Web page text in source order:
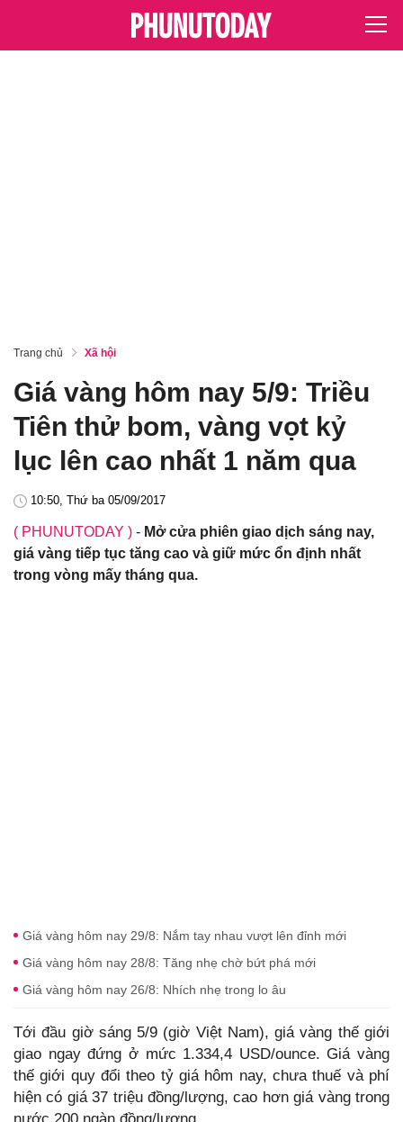
Trang chủ Xã hội
Giá vàng hôm nay 5/9: Triều
Tiên thử bom, vàng vọt kỷ
lục lên cao nhất 1 năm qua
10:50, Thứ ba 05/09/2017
( PHUNUTODAY ) - Mở cửa phiên giao dịch sáng nay,
giá vàng tiếp tục tăng cao và giữ mức ổn định nhất
trong vòng mấy tháng qua.
Giá vàng hôm nay 29/8: Nắm tay nhau vượt lên đỉnh mới
Giá vàng hôm nay 28/8: Tăng nhẹ chờ bứt phá mới
Giá vàng hôm nay 26/8: Nhích nhẹ trong lo âu
Tới đầu giờ sáng 5/9 (giờ Việt Nam), giá vàng thế giới
giao ngay đứng ở mức 1.334,4 USD/ounce. Giá vàng
thế giới quy đổi theo tỷ giá hôm nay, chưa thuế và phí
hiện có giá 37 triệu đồng/lượng, cao hơn giá vàng trong